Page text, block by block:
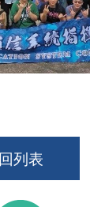
回列表